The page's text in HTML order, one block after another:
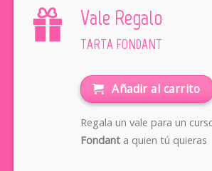
Vale Regalo
TARTA FONDANT
Añadir al carrito
Regala un vale para un
Fondanta quien tú quieras